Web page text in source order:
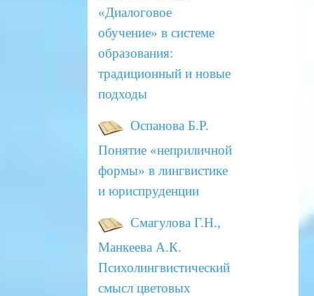
«Диалоговое
обучение» в системе
образования:
традиционный и новые
подходы
Оспанова Б.Р.
Понятие «неприличной
формы» в лингвистике
и юриспруденции
Смагулова Г.Н.,
Манкеева А.К.
Психолингвистический
смысл цветовых